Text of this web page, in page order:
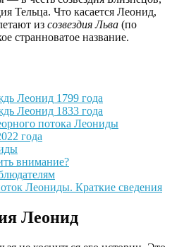
Тельца. Что касается Леонид,
из созвездия Льва (по
странноватое название.
Леонид 1799 года
Леонид 1833 года
потока Леониды
года
внимание?
Леониды. Краткие сведения
Леонид